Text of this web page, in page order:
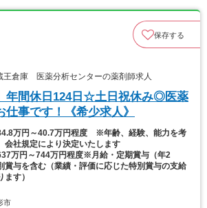
保存する
倉庫 医薬分析センターの薬剤師求人
年間休日124日☆土日祝休み◎医薬
事です！《希少求人》
34.8万円～40.7万円程度 ※年齢、経験、能力を考
会社規定により決定いたします
万円～744万円程度※月給・定期賞与（年2
賞与を含む（業績・評価に応じた特別賞与の支給
す）
市